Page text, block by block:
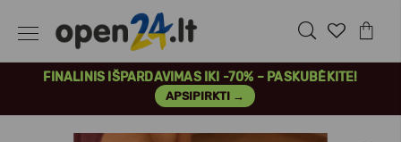
FINALINIS IŠPARDAVIMAS IKI -70% – PASKUBĖKITE!
APSIPIRKTI →